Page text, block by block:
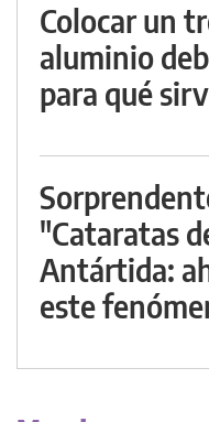
Colocar un
aluminio
para qué
"Cataratas
Antártida:
este